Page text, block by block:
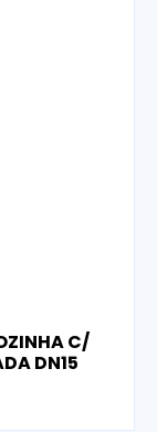
C/
DN15